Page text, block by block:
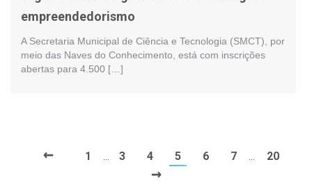
empreendedorismo
A Secretaria Municipal de Ciência e Tecnologia (SMCT), por
meio das Naves do Conhecimento, está com inscrições
abertas para 4.500 […]
← 1 … 3 4 5 6 7 … 20
→